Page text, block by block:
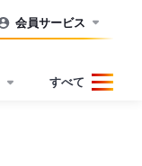
会員サービス
すべて